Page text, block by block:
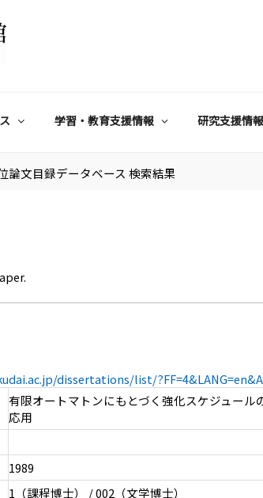
学習・教育支援情報 研究支援情報
論文目録データベース 検索結果
dissertations/list/
有限オートマトンにもとづく強化スケジュール
応用
1989
1（課程博士） / 002（文学博士）